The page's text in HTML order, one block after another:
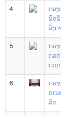
4
ກອ
ພົວ
ອົງກ
5
ກອ
ກວ
ກວ
6
ກອ
ຄະນ
ລັດ